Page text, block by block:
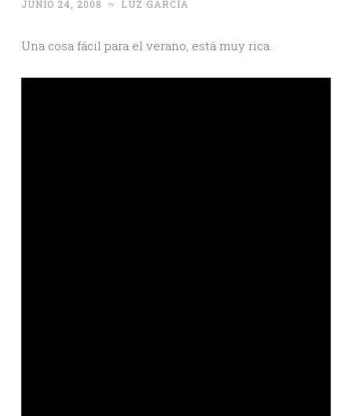
JUNIO 24, 2008 ~ LUZ GARCÍA
Una cosa fácil para el verano, está muy rica.